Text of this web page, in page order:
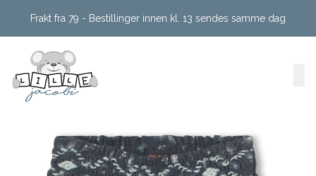
Frakt fra 79 - Bestillinger innen kl. 13 sendes samme dag